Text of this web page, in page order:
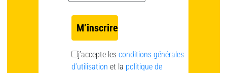
j’accepte les conditions générales
d’utilisation et la politique de